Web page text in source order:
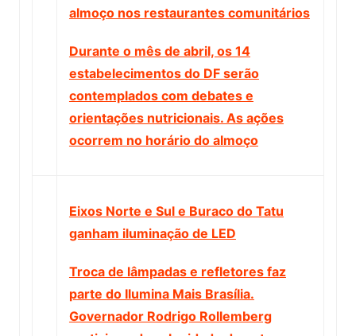
almoço nos restaurantes comunitários
Durante o mês de abril, os 14
estabelecimentos do DF serão
contemplados com debates e
orientações nutricionais. As ações
ocorrem no horário do almoço
Eixos Norte e Sul e Buraco do Tatu
ganham iluminação de LED
Troca de lâmpadas e refletores faz
parte do Ilumina Mais Brasília.
Governador Rodrigo Rollemberg